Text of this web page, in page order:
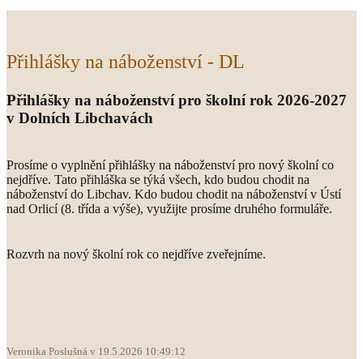
Přihlášky na náboženství - DL
Přihlášky na náboženství pro školní rok 2026-2027
v Dolních Libchavách
Prosíme o vyplnění přihlášky na náboženství pro nový školní co
nejdříve. Tato přihláška se týká všech, kdo budou chodit na
náboženství do Libchav. Kdo budou chodit na náboženství v Ústí
nad Orlicí (8. třída a výše), využijte prosíme druhého formuláře.
Rozvrh na nový školní rok co nejdříve zveřejníme.
Veronika Poslušná v 19.5.2026 10:49:12